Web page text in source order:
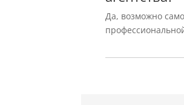
Да, возможно